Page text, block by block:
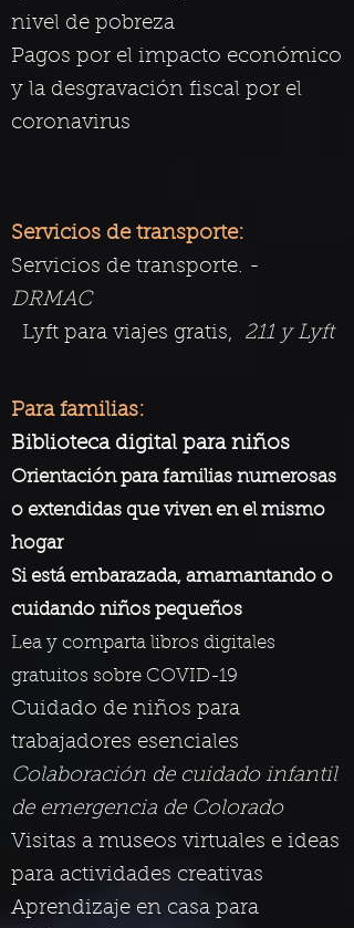
nivel de pobreza
Pagos por el impacto económico
y la desgravación fiscal por el
coronavirus
Servicios de transporte:
Servicios de transporte. -
DRMAC
Lyft para viajes gratis,
211 y Lyft
Para familias:
Biblioteca digital para niños
Orientación para familias numerosas
o extendidas que viven en el mismo
hogar
Si está embarazada, amamantando o
cuidando niños pequeños
Lea y comparta libros digitales
gratuitos sobre COVID-19
Cuidado de niños para
trabajadores esenciales
Colaboración de cuidado infantil
de emergencia de Colorado
Visitas a museos virtuales e ideas
para actividades creativas
Aprendizaje en casa para